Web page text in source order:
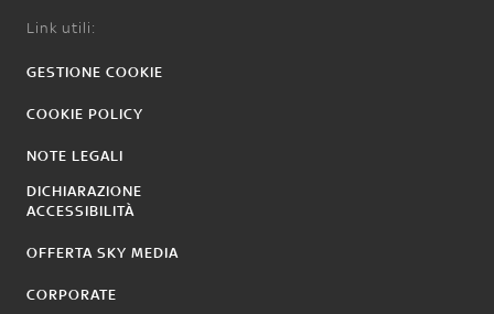
Link utili:
GESTIONE COOKIE
COOKIE POLICY
NOTE LEGALI
DICHIARAZIONE
ACCESSIBILITÀ
OFFERTA SKY MEDIA
CORPORATE